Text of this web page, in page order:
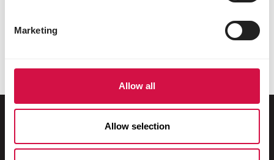
Marketing
Allow all
Allow selection
Wie gehen Sie die Haltung eines Koi-
Für Ihr Tier